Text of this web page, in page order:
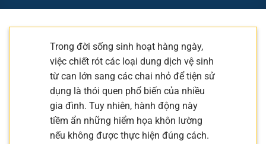
Trong đời sống sinh hoạt hàng ngày,
việc chiết rót các loại dung dịch vệ sinh
từ can lớn sang các chai nhỏ để tiện sử
dụng là thói quen phổ biến của nhiều
gia đình. Tuy nhiên, hành động này
tiềm ẩn những hiểm họa khôn lường
nếu không được thực hiện đúng cách.